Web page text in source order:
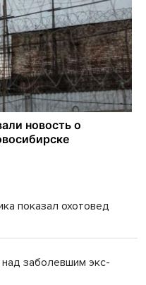
показал охотовед
заболевшим экс-